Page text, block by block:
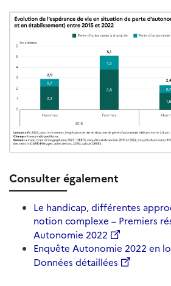
Consulter également
Le handicap, différentes
notion complexe – Premiers
Autonomie 2022
Enquête Autonomie 2022 en
Données détaillées